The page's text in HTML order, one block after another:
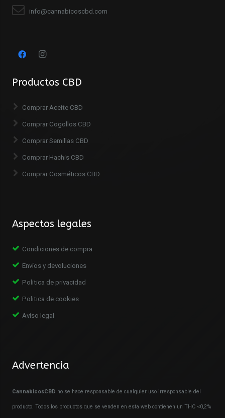
info@cannabicoscbd.com
Productos CBD
Comprar Aceite CBD
Comprar Cogollos CBD
Comprar Semillas CBD
Comprar Hachis CBD
Comprar Cosméticos CBD
Aspectos legales
Condiciones de compra
Envíos y devoluciones
Politica de privacidad
Politica de cookies
Aviso legal
Advertencia
CannabicosCBD no se hace responsable de cualquier uso irresponsable del
producto. Todos los productos que se venden en esta web contienen un THC <0,2%